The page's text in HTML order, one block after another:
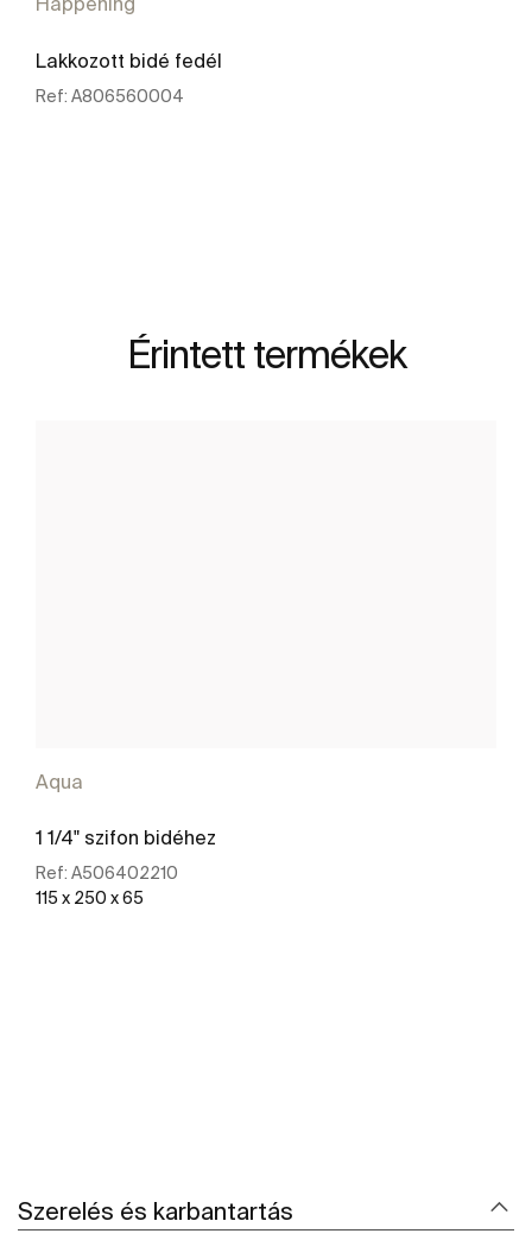
Lakkozott bidé fedél
Ref: A806560004
Érintett termékek
Aqua
1 1/4" szifon bidéhez
Ref: A506402210
115 x 250 x 65
Szerelés és karbantartás